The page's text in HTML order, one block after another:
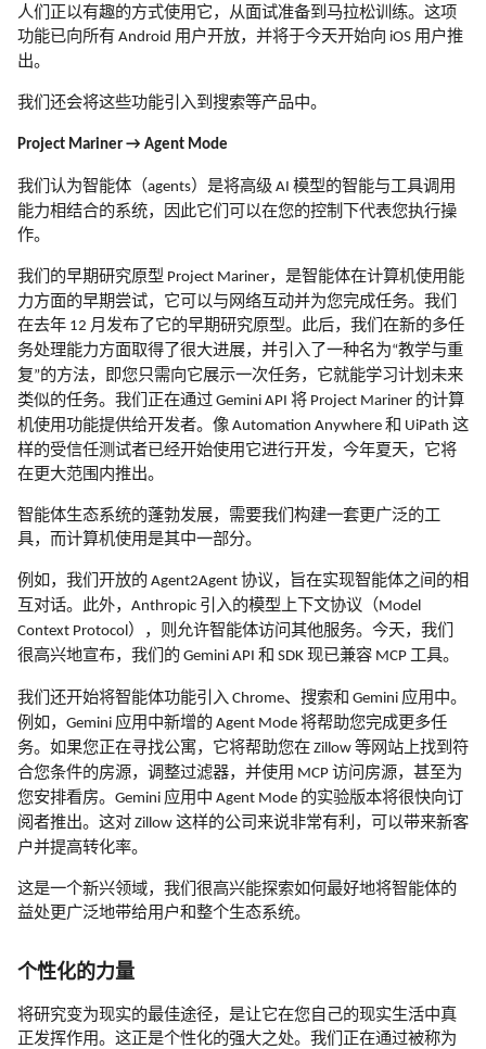
人们正以有趣的方式使用它，从面试准备到马拉松训练。这项
功能已向所有 Android 用户开放，并将于今天开始向 iOS 用户推
出。
我们还会将这些功能引入到搜索等产品中。
Project Mariner → Agent Mode
我们认为智能体（agents）是将高级 AI 模型的智能与工具调用
能力相结合的系统，因此它们可以在您的控制下代表您执行操
作。
我们的早期研究原型 Project Mariner，是智能体在计算机使用能
力方面的早期尝试，它可以与网络互动并为您完成任务。我们
在去年 12 月发布了它的早期研究原型。此后，我们在新的多任
务处理能力方面取得了很大进展，并引入了一种名为“教学与重
复”的方法，即您只需向它展示一次任务，它就能学习计划未来
类似的任务。我们正在通过 Gemini API 将 Project Mariner 的计算
机使用功能提供给开发者。像 Automation Anywhere 和 UiPath 这
样的受信任测试者已经开始使用它进行开发，今年夏天，它将
在更大范围内推出。
智能体生态系统的蓬勃发展，需要我们构建一套更广泛的工
具，而计算机使用是其中一部分。
例如，我们开放的 Agent2Agent 协议，旨在实现智能体之间的相
互对话。此外， Anthropic 引入的模型上下文协议（Model
Context Protocol ），则允许智能体访问其他服务。今天，我们
很高兴地宣布，我们的 Gemini API 和 SDK 现已兼容 MCP 工具。
我们还开始将智能体功能引入 Chrome、搜索和 Gemini 应用中。
例如， Gemini 应用中新增的 Agent Mode 将帮助您完成更多任
务。如果您正在寻找公寓，它将帮助您在 Zillow 等网站上找到符
合您条件的房源，调整过滤器，并使用 MCP 访问房源，甚至为
您安排看房。 Gemini 应用中 Agent Mode 的实验版本将很快向订
阅者推出。这对 Zillow 这样的公司来说非常有利，可以带来新客
户并提高转化率。
这是一个新兴领域，我们很高兴能探索如何最好地将智能体的
益处更广泛地带给用户和整个生态系统。
个性化的力量
将研究变为现实的最佳途径，是让它在您自己的现实生活中真
正发挥作用。这正是个性化的强大之处。我们正在通过被称为